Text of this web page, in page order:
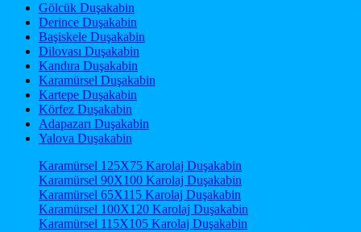
Gölcük Duşakabin
Derince Duşakabin
Başiskele Duşakabin
Dilovası Duşakabin
Kandıra Duşakabin
Karamürsel Duşakabin
Kartepe Duşakabin
Körfez Duşakabin
Adapazarı Duşakabin
Yalova Duşakabin
Karamürsel 125X75 Karolaj Duşakabin
Karamürsel 90X100 Karolaj Duşakabin
Karamürsel 65X115 Karolaj Duşakabin
Karamürsel 100X120 Karolaj Duşakabin
Karamürsel 115X105 Karolaj Duşakabin